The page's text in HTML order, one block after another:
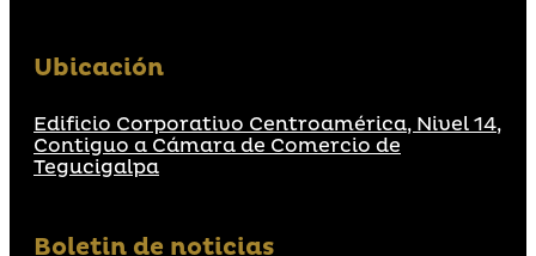
Ubicación
Edificio Corporativo Centroamérica, Nivel 14,
Contiguo a Cámara de Comercio de
Tegucigalpa
Boletin de noticias